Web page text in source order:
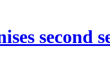
second